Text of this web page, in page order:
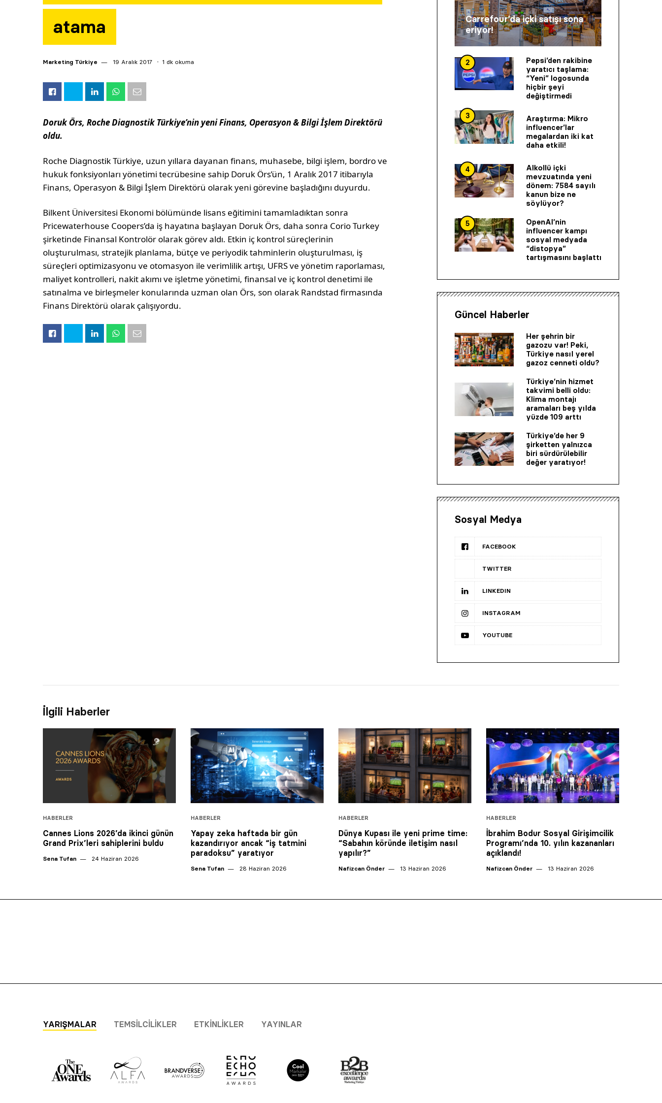
atama
Marketing Türkiye 19 Aralık 2017 1 dk okuma
Doruk Örs, Roche Diagnostik Türkiye’nin yeni Finans, Operasyon & Bilgi İşlem Direktörü
oldu.
Roche Diagnostik Türkiye, uzun yıllara dayanan finans, muhasebe, bilgi işlem, bordro ve
hukuk fonksiyonları yönetimi tecrübesine sahip Doruk Örs’ün, 1 Aralık 2017 itibarıyla
Finans, Operasyon & Bilgi İşlem Direktörü olarak yeni görevine başladığını duyurdu.
Bilkent Üniversitesi Ekonomi bölümünde lisans eğitimini tamamladıktan sonra
Pricewaterhouse Coopers’da iş hayatına başlayan Doruk Örs, daha sonra Corio Turkey
şirketinde Finansal Kontrolör olarak görev aldı. Etkin iç kontrol süreçlerinin
oluşturulması, stratejik planlama, bütçe ve periyodik tahminlerin oluşturulması, iş
süreçleri optimizasyonu ve otomasyon ile verimlilik artışı, UFRS ve yönetim raporlaması,
maliyet kontrolleri, nakit akımı ve işletme yönetimi, finansal ve iç kontrol denetimi ile
satınalma ve birleşmeler konularında uzman olan Örs, son olarak Randstad firmasında
Finans Direktörü olarak çalışıyordu.
Carrefour’da içki satışı sona
eriyor!
2
Pepsi’den rakibine
yaratıcı taşlama:
“Yeni” logosunda
hiçbir şeyi
değiştirmedi
3
Araştırma: Mikro
influencer’lar
megalardan iki kat
daha etkili!
4
Alkollü içki
mevzuatında yeni
dönem: 7584 sayılı
kanun bize ne
söylüyor?
5
OpenAI’nin
influencer kampı
sosyal medyada
“distopya”
tartışmasını başlattı
Güncel Haberler
Her şehrin bir
gazozu var! Peki,
Türkiye nasıl yerel
gazoz cenneti oldu?
Türkiye’nin hizmet
takvimi belli oldu:
Klima montajı
aramaları beş yılda
yüzde 109 arttı
Türkiye’de her 9
şirketten yalnızca
biri sürdürülebilir
değer yaratıyor!
Sosyal Medya
FACEBOOK
TWITTER
LINKEDIN
INSTAGRAM
YOUTUBE
İlgili Haberler
HABERLER
Cannes Lions 2026’da ikinci günün
Grand Prix’leri sahiplerini buldu
Sena Tufan 24 Haziran 2026
HABERLER
Yapay zeka haftada bir gün
kazandırıyor ancak “iş tatmini
paradoksu” yaratıyor
Sena Tufan 28 Haziran 2026
HABERLER
Dünya Kupası ile yeni prime time:
“Sabahın köründe iletişim nasıl
yapılır?”
Nafizcan Önder 13 Haziran 2026
HABERLER
İbrahim Bodur Sosyal Girişimcilik
Programı’nda 10. yılın kazananları
açıklandı!
Nafizcan Önder 13 Haziran 2026
YARIŞMALAR TEMSILCILIKLER ETKINLIKLER YAYINLAR